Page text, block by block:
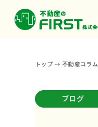
トップ→ 不動産コラム
ブログ